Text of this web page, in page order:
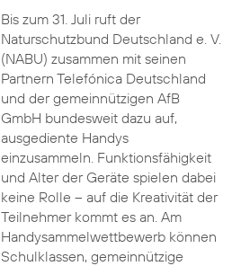
Bis zum 31. Juli ruft der
Naturschutzbund Deutschland e. V.
(NABU) zusammen mit seinen
Partnern Telefónica Deutschland
und der gemeinnützigen AfB
GmbH bundesweit dazu auf,
ausgediente Handys
einzusammeln. Funktionsfähigkeit
und Alter der Geräte spielen dabei
keine Rolle – auf die Kreativität der
Teilnehmer kommt es an. Am
Handysammelwettbewerb können
Schulklassen, gemeinnützige